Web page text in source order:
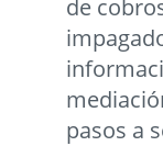
de
pasos a